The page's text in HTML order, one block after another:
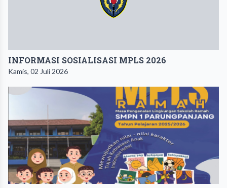
INFORMASI SOSIALISASI MPLS 2026
Kamis, 02 Juli 2026